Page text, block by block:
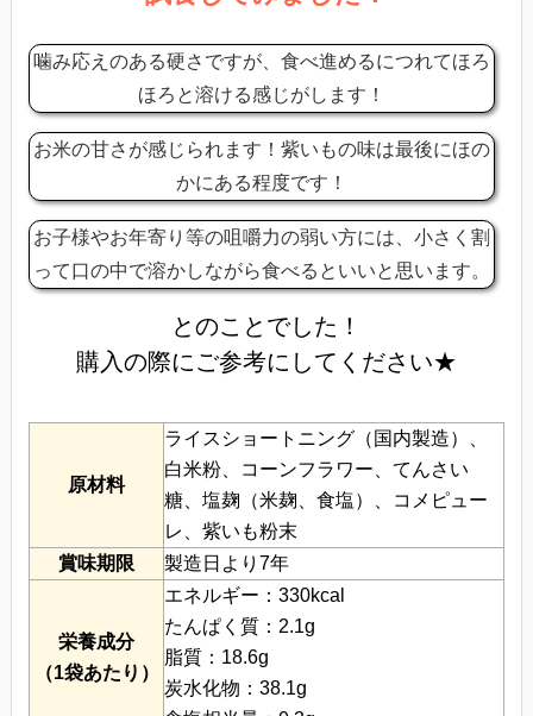
噛み応えのある硬さですが、食べ進めるにつれてほろ
ほろと溶ける感じがします！
お米の甘さが感じられます！紫いもの味は最後にほの
かにある程度です！
お子様やお年寄り等の咀嚼力の弱い方には、小さく割
って口の中で溶かしながら食べるといいと思います。
とのことでした！
購入の際にご参考にしてください★
原材料
ライスショートニング（国内製造）、
白米粉、コーンフラワー、てんさい
糖、塩麹（米麹、食塩）、コメピュー
レ、紫いも粉末
賞味期限
製造日より7年
栄養成分
（1袋あたり）
エネルギー：330kcal
たんぱく質：2.1g
脂質：18.6g
炭水化物：38.1g